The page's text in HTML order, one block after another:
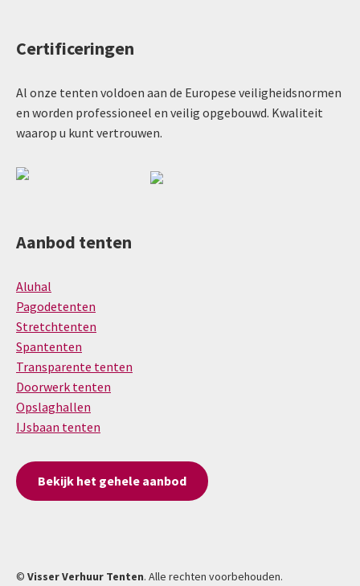
Certificeringen
Al onze tenten voldoen aan de Europese veiligheidsnormen
en worden professioneel en veilig opgebouwd. Kwaliteit
waarop u kunt vertrouwen.
Aanbod tenten
Aluhal
Pagodetenten
Stretchtenten
Spantenten
Transparente tenten
Doorwerk tenten
Opslaghallen
IJsbaan tenten
Bekijk het gehele aanbod
© Visser Verhuur Tenten. Alle rechten voorbehouden.